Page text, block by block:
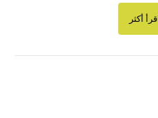
اقرأ أكثر